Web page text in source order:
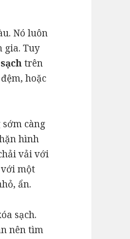
Nó luôn
gia. Tuy
trên
hoặc
càng
hình
vải với
một
ẩn.
sạch.
nên tìm